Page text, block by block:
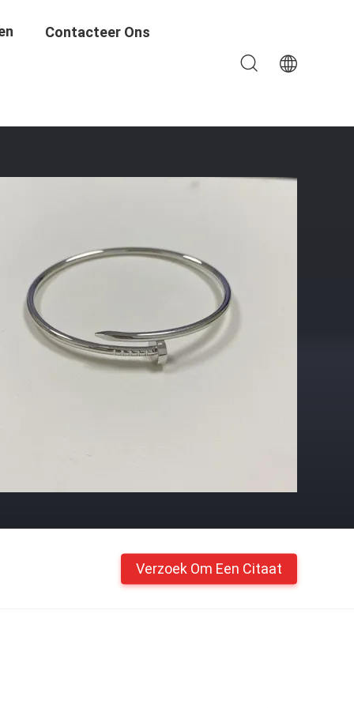
Contacteer Ons
Verzoek Om Een Citaat